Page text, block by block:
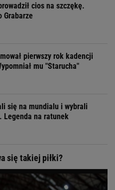
cios na szczękę.
Grabarze
pierwszy rok kadencji
mu "Starucha"
się na mundialu i wybrali
Legenda na ratunek
się takiej piłki?